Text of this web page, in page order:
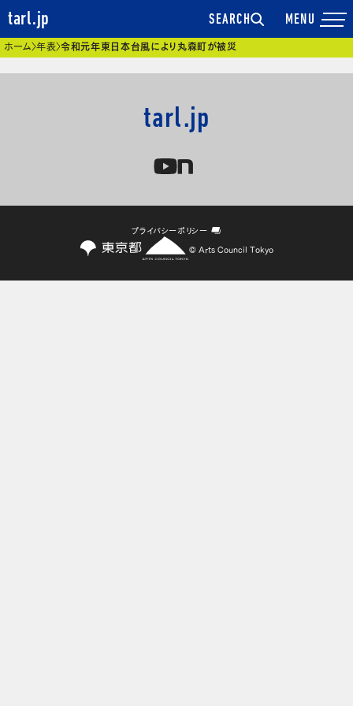
tarl.jp SEARCH
現在位置
ホーム 年表 令和元年東日本台風により丸森町が被災
tarl.jp
プライバシーポリシー
© Arts Council Tokyo